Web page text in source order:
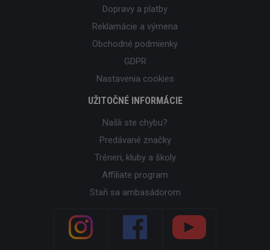
Dopravy a platby
Reklamácie a výmena
Obchodné podmienky
GDPR
Nastavenia cookies
UŽITOČNÉ INFORMÁCIE
Našli ste chybu?
Predávané značky
Tréneri, kluby a školy
Affiliate program
Staň sa ambasádorom